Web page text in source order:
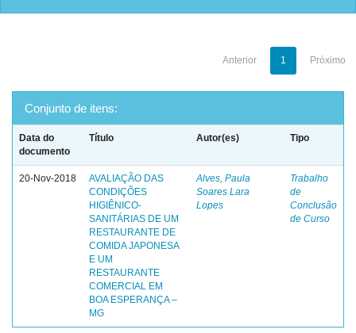
Anterior 1 Próximo
Conjunto de itens:
Data do
documento
Título Autor(es) Tipo
20-Nov-2018
AVALIAÇÃO DAS
CONDIÇÕES
HIGIÊNICO-
SANITÁRIAS DE UM
RESTAURANTE DE
COMIDA JAPONESA
E UM
RESTAURANTE
COMERCIAL EM
BOA ESPERANÇA –
MG
Alves, Paula
Soares Lara
Lopes
Trabalho
de
Conclusão
de Curso